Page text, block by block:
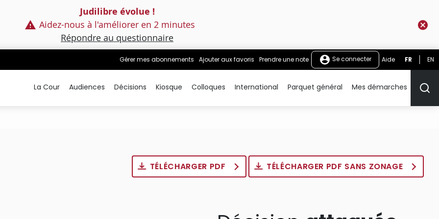
Judilibre évolue !
Aidez-nous à l'améliorer en 2 minutes
Répondre au questionnaire
Gérer mes abonnements Ajouter aux favoris Prendre une note Se connecter Aide FR EN
La Cour Audiences Décisions Kiosque Colloques International Parquet général Mes démarches
TÉLÉCHARGER PDF TÉLÉCHARGER PDF SANS ZONAGE